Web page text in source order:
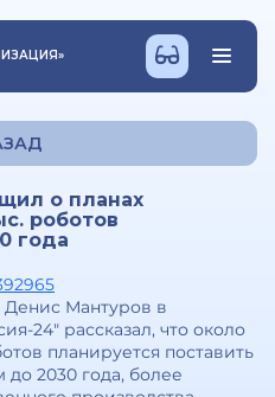
»
о планах
роботов
года
Мантуров в
24" рассказал, что около
планируется поставить
2030 года, более